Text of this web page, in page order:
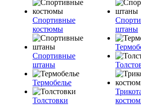
Спортивные
костюмы
Спортивные
штаны
Термобелье
Толстовки
штаны